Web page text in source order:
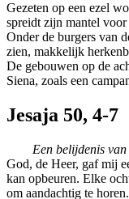
Gezeten op een ezel
spreidt zijn mantel voor
Onder de burgers van
zien, makkelijk
De gebouwen op de
Siena, zoals een
Jesaja 50, 4-7
Een belijdenis van
God, de Heer, gaf mij
kan opbeuren. Elke
om aandachtig te